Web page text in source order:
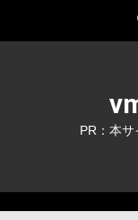
content
PR：本